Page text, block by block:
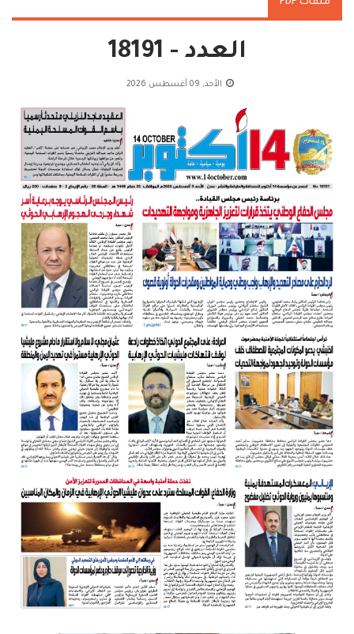
العدد - 18191
الأحد, 09 أغسطس 2026